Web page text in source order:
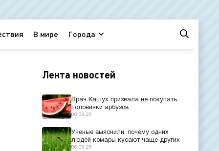
В мире Города
Лента новостей
Врач Кашух призвала не покупать
половинки арбузов
06.08.26
Ученые выяснили, почему одних
людей комары кусают чаще других
06.08.26